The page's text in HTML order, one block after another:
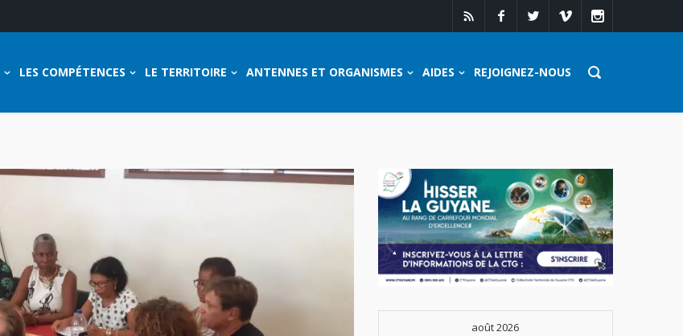
LES COMPÉTENCES LE TERRITOIRE ANTENNES ET ORGANISMES AIDES REJOIGNEZ-NOUS
août 2026